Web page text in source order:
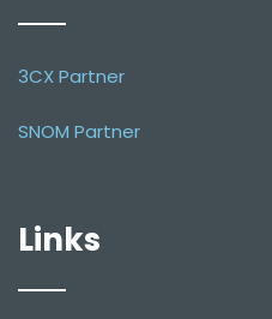
3CX Partner
SNOM Partner
Links